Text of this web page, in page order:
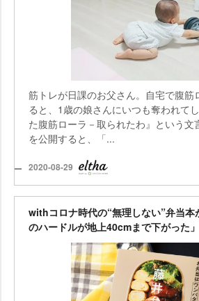
筋トレが日課のお父さん。自宅で腹筋
ると、1歳の娘さんにいつも奪われて
た腹筋ローラ－取られたわ』という文
を公開すると、「...
2020-08-29
withコロナ時代の“無理しない”弁当本
のハードルが地上40cmまで下がった」